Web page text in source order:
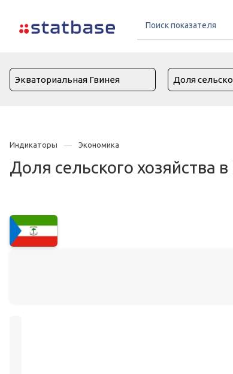
Индикаторы Экономика
Доля сельского хозяйства